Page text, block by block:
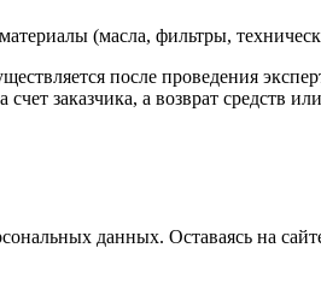
(масла, фильтры,
после проведения
заказчика, а возврат средств
данных. Оставаясь на